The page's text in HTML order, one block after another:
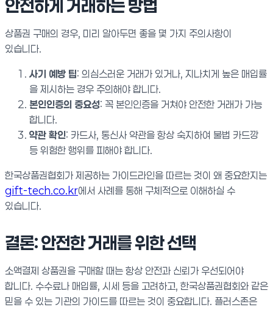
안전하게 거래하는 방법
상품권 구매의 경우, 미리 알아두면 좋을 몇 가지 주의사항이
있습니다.
사기 예방 팁: 의심스러운 거래가 있거나, 지나치게 높은 매입률
을 제시하는 경우 주의해야 합니다.
본인인증의 중요성: 꼭 본인인증을 거쳐야 안전한 거래가 가능
합니다.
약관 확인: 카드사, 통신사 약관을 항상 숙지하여 불법 카드깡
등 위험한 행위를 피해야 합니다.
한국상품권협회가 제공하는 가이드라인을 따르는 것이 왜 중요한지는
gift-tech.co.kr에서 사례를 통해 구체적으로 이해하실 수
있습니다.
결론: 안전한 거래를 위한 선택
소액결제 상품권을 구매할 때는 항상 안전과 신뢰가 우선되어야
합니다. 수수료나 매입률, 시세 등을 고려하고, 한국상품권협회와 같은
믿을 수 있는 기관의 가이드를 따르는 것이 중요합니다. 플러스존은